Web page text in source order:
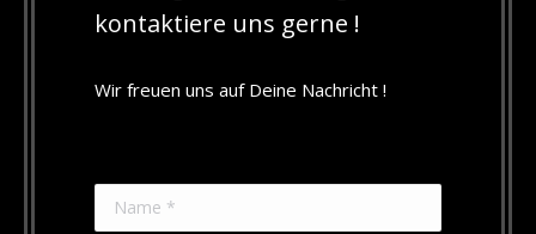
kontaktiere uns gerne !
Wir freuen uns auf Deine Nachricht !
Name *